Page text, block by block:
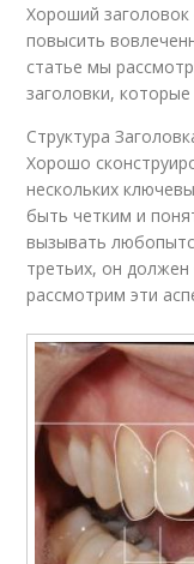
Хороший
повысить
статье мы
заголовки,
Структура
Хорошо
нескольких
быть четким и
вызывать
третьих, он
рассмотрим эти